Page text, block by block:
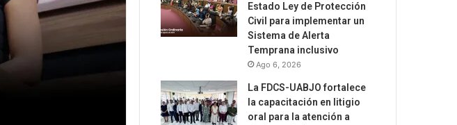
Estado Ley de Protección
Civil para implementar un
Sistema de Alerta
Temprana inclusivo
Ago 6, 2026
La FDCS-UABJO fortalece
la capacitación en litigio
oral para la atención a